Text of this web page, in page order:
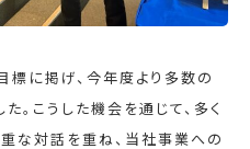
標に掲げ、今年度より多数の
。こうした機会を通じて、多く
な対話を重ね、当社事業への